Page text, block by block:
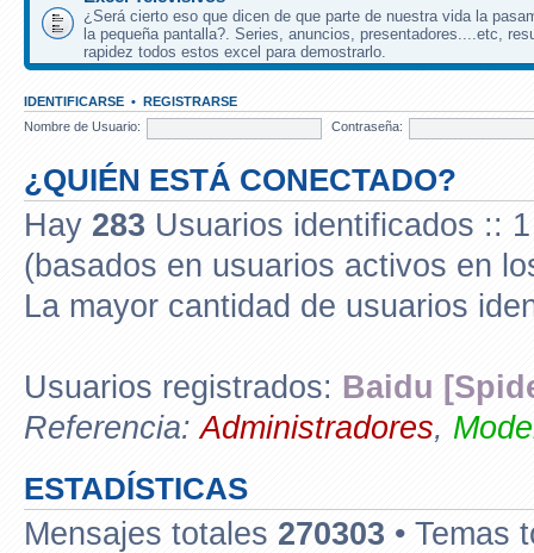
¿Será cierto eso que dicen de que parte de nuestra vida la
la pequeña pantalla?. Series, anuncios, presentadores....etc,
rapidez todos estos excel para demostrarlo.
IDENTIFICARSE • REGISTRARSE
Nombre de Usuario:
Contraseña:
¿QUIÉN ESTÁ CONECTADO?
Hay 283 Usuarios identificados ::
(basados en usuarios activos en
La mayor cantidad de usuarios
Usuarios registrados: Baidu
Referencia:Administradores,
ESTADÍSTICAS
Mensajes totales 270303 • Temas